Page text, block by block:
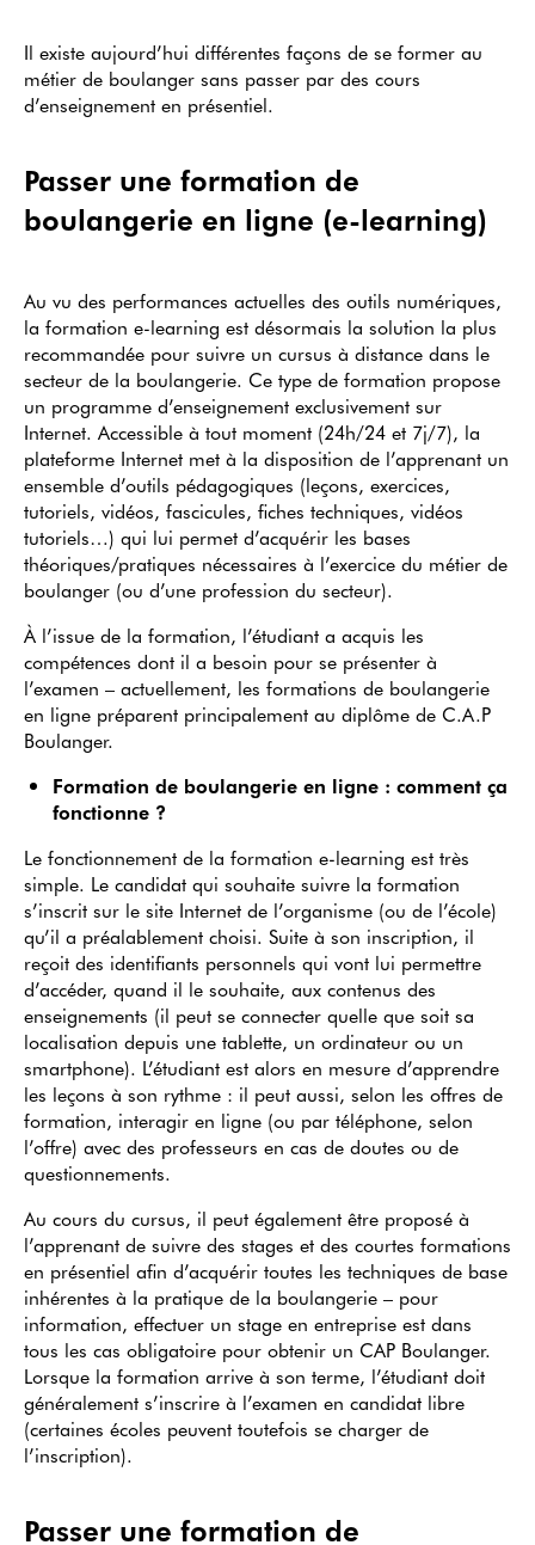
Il existe aujourd’hui différentes façons de se former au
métier de boulanger sans passer par des cours
d’enseignement en présentiel.
Passer une formation de
boulangerie en ligne (e-learning)
Au vu des performances actuelles des outils numériques,
la formation e-learning est désormais la solution la plus
recommandée pour suivre un cursus à distance dans le
secteur de la boulangerie. Ce type de formation propose
un programme d’enseignement exclusivement sur
Internet. Accessible à tout moment (24h/24 et 7j/7), la
plateforme Internet met à la disposition de l’apprenant un
ensemble d’outils pédagogiques (leçons, exercices,
tutoriels, vidéos, fascicules, fiches techniques, vidéos
tutoriels…) qui lui permet d’acquérir les bases
théoriques/pratiques nécessaires à l’exercice du métier de
boulanger (ou d’une profession du secteur).
À l’issue de la formation, l’étudiant a acquis les
compétences dont il a besoin pour se présenter à
l’examen – actuellement, les formations de boulangerie
en ligne préparent principalement au diplôme de C.A.P
Boulanger.
Formation de boulangerie en ligne : comment ça
fonctionne ?
Le fonctionnement de la formation e-learning est très
simple. Le candidat qui souhaite suivre la formation
s’inscrit sur le site Internet de l’organisme (ou de l’école)
qu’il a préalablement choisi. Suite à son inscription, il
reçoit des identifiants personnels qui vont lui permettre
d’accéder, quand il le souhaite, aux contenus des
enseignements (il peut se connecter quelle que soit sa
localisation depuis une tablette, un ordinateur ou un
smartphone). L’étudiant est alors en mesure d’apprendre
les leçons à son rythme : il peut aussi, selon les offres de
formation, interagir en ligne (ou par téléphone, selon
l’offre) avec des professeurs en cas de doutes ou de
questionnements.
Au cours du cursus, il peut également être proposé à
l’apprenant de suivre des stages et des courtes formations
en présentiel afin d’acquérir toutes les techniques de base
inhérentes à la pratique de la boulangerie – pour
information, effectuer un stage en entreprise est dans
tous les cas obligatoire pour obtenir un CAP Boulanger.
Lorsque la formation arrive à son terme, l’étudiant doit
généralement s’inscrire à l’examen en candidat libre
(certaines écoles peuvent toutefois se charger de
l’inscription).
Passer une formation de